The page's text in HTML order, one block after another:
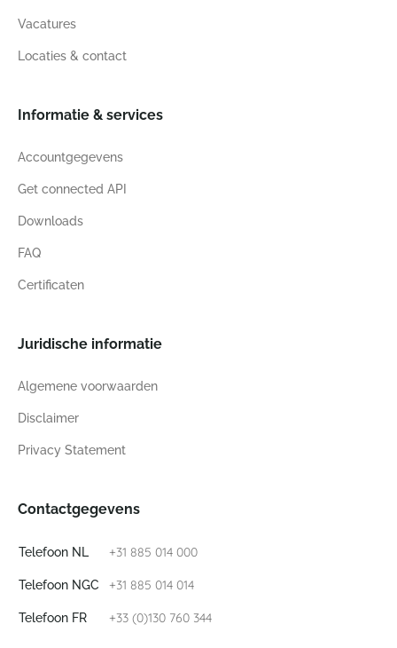
Vacatures
Locaties & contact
Informatie & services
Accountgegevens
Get connected API
Downloads
FAQ
Certificaten
Juridische informatie
Algemene voorwaarden
Disclaimer
Privacy Statement
Contactgegevens
Telefoon NL +31 885 014 000
Telefoon NGC +31 885 014 014
Telefoon FR +33 (0)130 760 344